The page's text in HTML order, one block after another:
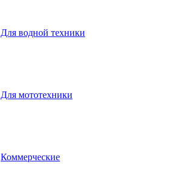
Для водной техники
Для мототехники
Коммерческие